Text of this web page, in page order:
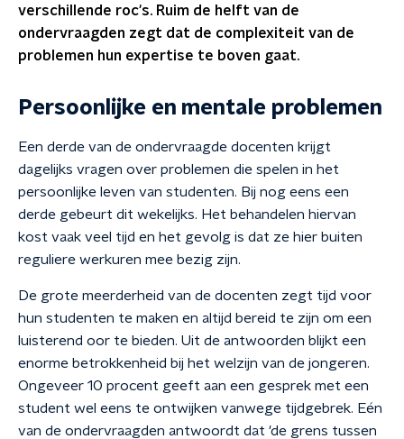
verschillende roc's. Ruim de helft van de
ondervraagden zegt dat de complexiteit van de
problemen hun expertise te boven gaat.
Persoonlijke en mentale problemen
Een derde van de ondervraagde docenten krijgt
dagelijks vragen over problemen die spelen in het
persoonlijke leven van studenten. Bij nog eens een
derde gebeurt dit wekelijks. Het behandelen hiervan
kost vaak veel tijd en het gevolg is dat ze hier buiten
reguliere werkuren mee bezig zijn.
De grote meerderheid van de docenten zegt tijd voor
hun studenten te maken en altijd bereid te zijn om een
luisterend oor te bieden. Uit de antwoorden blijkt een
enorme betrokkenheid bij het welzijn van de jongeren.
Ongeveer 10 procent geeft aan een gesprek met een
student wel eens te ontwijken vanwege tijdgebrek. Eén
van de ondervraagden antwoordt dat 'de grens tussen